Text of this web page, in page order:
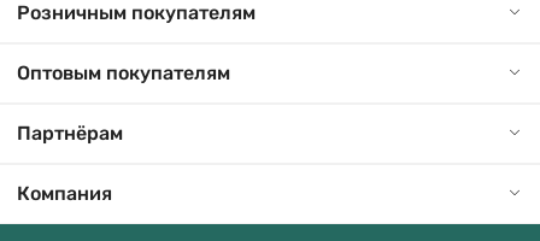
Розничным покупателям
Оптовым покупателям
Партнёрам
Компания